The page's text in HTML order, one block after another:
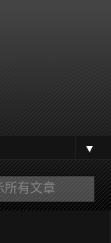
▼
所有文章